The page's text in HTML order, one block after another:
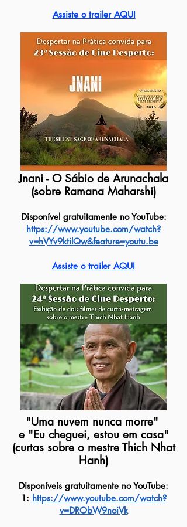
Assiste o trailer AQUI
Jnani - O Sábio de Arunachala
(sobre Ramana Maharshi)
Disponível gratuitamente no YouTube:
https://www.youtube.com/watch?
v=hVYv9ktilQw&feature=youtu.be
Assiste o trailer AQUI
"Uma nuvem nunca morre"
e "Eu cheguei, estou em casa"
(curtas sobre o mestre Thich Nhat
Hanh)
Disponíveis gratuitamente no YouTube:
1: https://www.youtube.com/watch?
v=DRObW9noiVk